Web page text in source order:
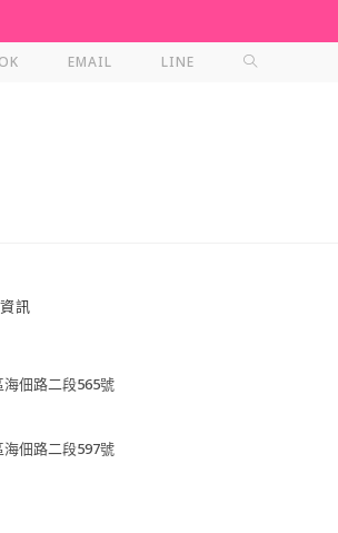
EMAIL LINE
TOGGLE
訊
佃路二段565號
佃路二段597號